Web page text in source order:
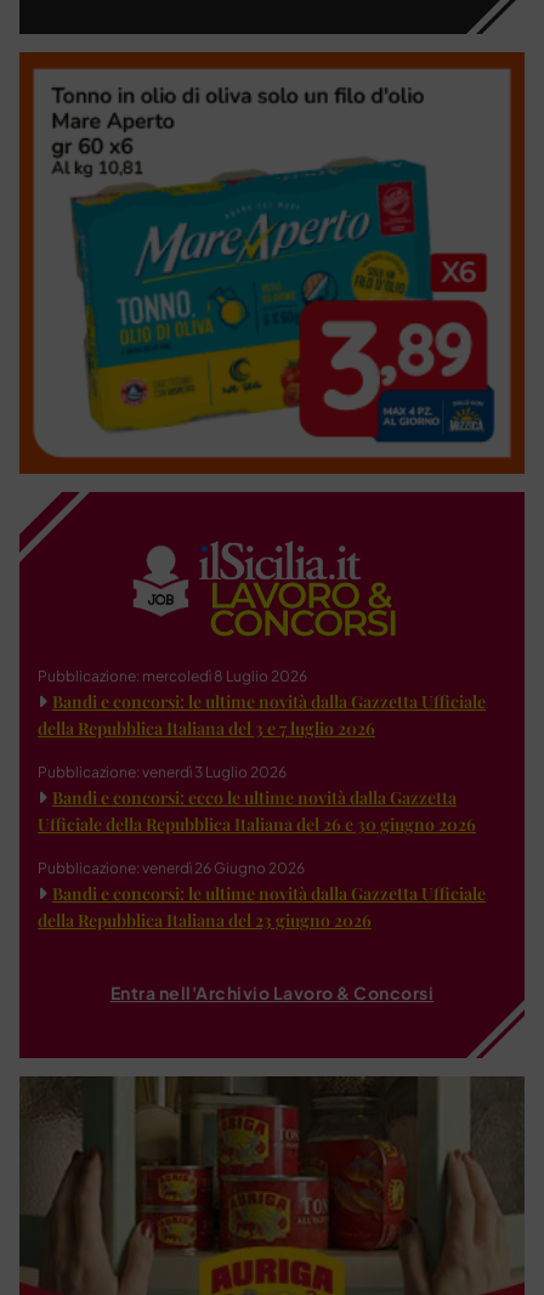
Pubblicazione: mercoledì 8 Luglio 2026
Bandi e concorsi: le ultime novità dalla Gazzetta Ufficiale
della Repubblica Italiana del 3 e 7 luglio 2026
Pubblicazione: venerdì 3 Luglio 2026
Bandi e concorsi: ecco le ultime novità dalla Gazzetta
Ufficiale della Repubblica Italiana del 26 e 30 giugno 2026
Pubblicazione: venerdì 26 Giugno 2026
Bandi e concorsi: le ultime novità dalla Gazzetta Ufficiale
della Repubblica Italiana del 23 giugno 2026
Entra nell'Archivio Lavoro & Concorsi